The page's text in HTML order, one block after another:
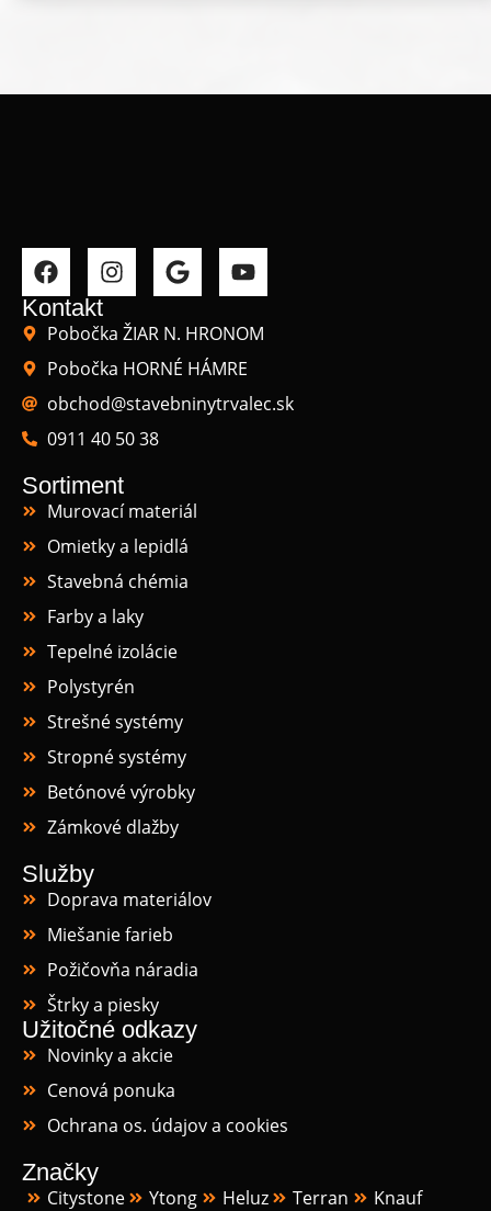
Kontakt
Pobočka ŽIAR N. HRONOM
Pobočka HORNÉ HÁMRE
obchod@stavebninytrvalec.sk
0911 40 50 38
Sortiment
Murovací materiál
Omietky a lepidlá
Stavebná chémia
Farby a laky
Tepelné izolácie
Polystyrén
Strešné systémy
Stropné systémy
Betónové výrobky
Zámkové dlažby
Služby
Doprava materiálov
Miešanie farieb
Požičovňa náradia
Štrky a piesky
Užitočné odkazy
Novinky a akcie
Cenová ponuka
Ochrana os. údajov a cookies
Značky
Citystone Ytong Heluz Terran
Knauf